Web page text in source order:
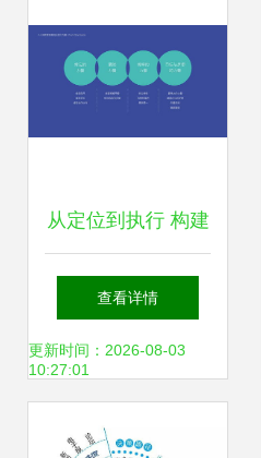
从定位到执行 构建
高效品牌营销策略
的五大核心方法
查看详情
更新时间：2026-08-03
10:27:01